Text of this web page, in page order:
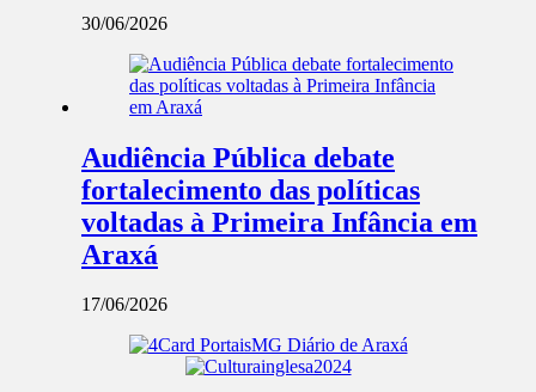
30/06/2026
Audiência Pública debate
fortalecimento das políticas
voltadas à Primeira Infância em
Araxá
17/06/2026